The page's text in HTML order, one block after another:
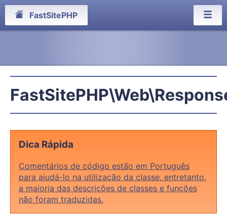
FastSitePHP
Dica Rápida
Comentários de código estão em Português
para ajudá-lo na utilização da classe, entretanto,
a maioria das descrições de classes e funções
não foram traduzidas.